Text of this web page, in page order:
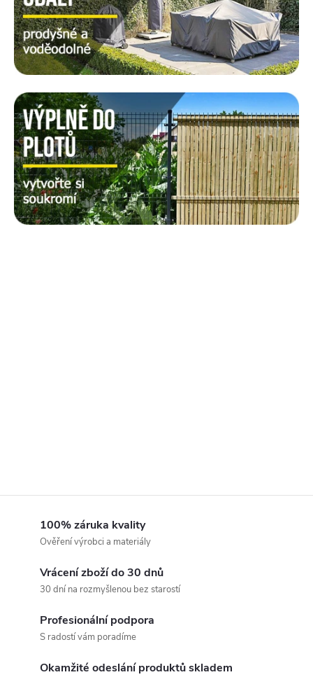
T
V
O
Ř
Í
M
E
100% záruka kvality
Ověření výrobci a materiály
Vrácení zboží do 30 dnů
30 dní na rozmyšlenou bez starostí
Profesionální podpora
S radostí vám poradíme
Okamžité odeslání produktů skladem